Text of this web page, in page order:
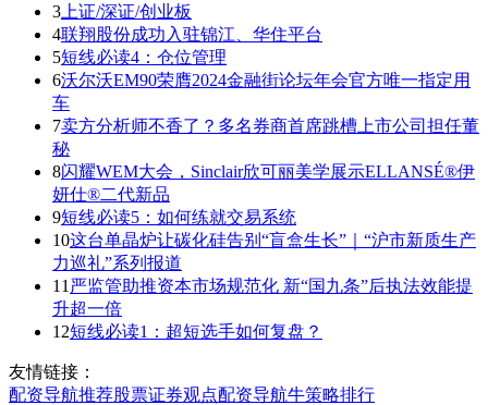
3 上证/深证/创业板
4联翔股份成功入驻锦江、华住平台
5短线必读4：仓位管理
6沃尔沃EM90荣膺2024金融街论坛年会官方唯一指定用
车
7卖方分析师不香了？多名券商首席跳槽上市公司担任董
秘
8闪耀WEM大会，Sinclair欣可丽美学展示ELLANSÉ®伊
妍仕®二代新品
9短线必读5：如何练就交易系统
10这台单晶炉让碳化硅告别“盲盒生长”｜“沪市新质生产
力巡礼”系列报道
11 严监管助推资本市场规范化 新“国九条”后执法效能提
升超一倍
12短线必读1：超短选手如何复盘？
友情链接：
配资导航推荐股票证券观点配资导航牛策略排行